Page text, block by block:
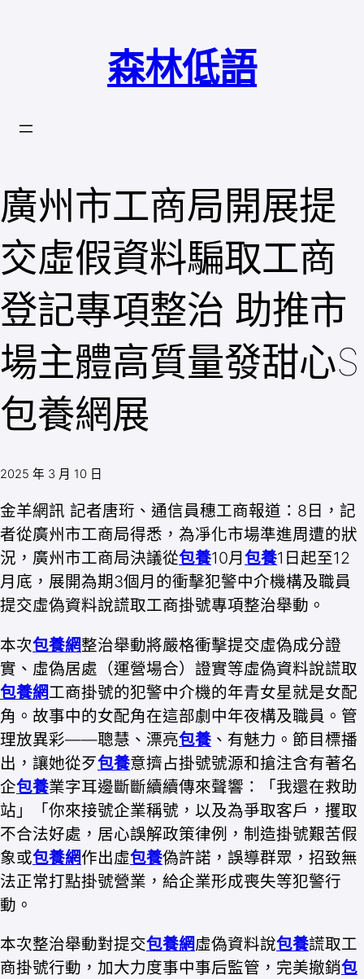
森林低語
廣州市工商局開展提
交虛假資料騙取工商
登記專項整治 助推市
場主體高質量發甜心S
包養網展
2025 年 3 月 10 日
金羊網訊 記者唐珩、通信員穗工商報道：8日，記
者從廣州市工商局得悉，為凈化市場準進周遭的狀
況，廣州市工商局決議從包養10月包養1日起至12
月底，展開為期3個月的衝擊犯警中介機構及職員
提交虛偽資料說謊取工商掛號專項整治舉動。
本次包養網整治舉動將嚴格衝擊提交虛偽成分證
實、虛偽居處（運營場合）證實等虛偽資料說謊取
包養網工商掛號的犯警中介機的年青女星就是女配
角。故事中的女配角在這部劇中年夜構及職員。管
理放異彩——聰慧、漂亮包養 、有魅力。節目標播
出，讓她從歹包養意擠占掛號號源和搶注含有著名
企包養業字耳邊斷斷續續傳來聲響：「我還在救助
站」「你來接號企業稱號，以及為爭取客戶，攫取
不合法好處，居心誤解政策律例，制造掛號艱苦假
象或包養網作出虛包養偽許諾，誤導群眾，招致無
法正常打點掛號營業，給企業形成喪失等犯警行
動。
本次整治舉動對提交包養網虛偽資料說包養謊取工
商掛號行動，加大力度事中事后監管，完美撤銷包